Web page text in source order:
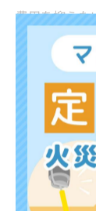
費用を抑えた
にとどまる
ります。点
ことは、結
あります。
費用と安全
換を繰り返
換すること